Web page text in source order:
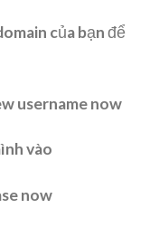
của bạn để
username now
vào
now